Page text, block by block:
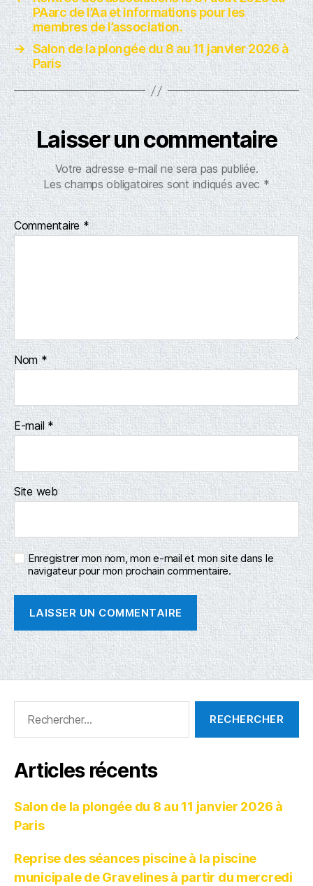
PAarc de l’Aa et informations pour les
membres de l’association.
→ Salon de la plongée du 8 au 11 janvier 2026 à
Paris
Laisser un commentaire
Votre adresse e-mail ne sera pas publiée.
Les champs obligatoires sont indiqués avec *
Commentaire *
Nom*
E-mail *
Site web
Enregistrer mon nom, mon e-mail et mon site dans le
navigateur pour mon prochain commentaire.
Articles récents
Salon de la plongée du 8 au 11 janvier 2026 à
Paris
Reprise des séances piscine à la piscine
municipale de Gravelines à partir du mercredi